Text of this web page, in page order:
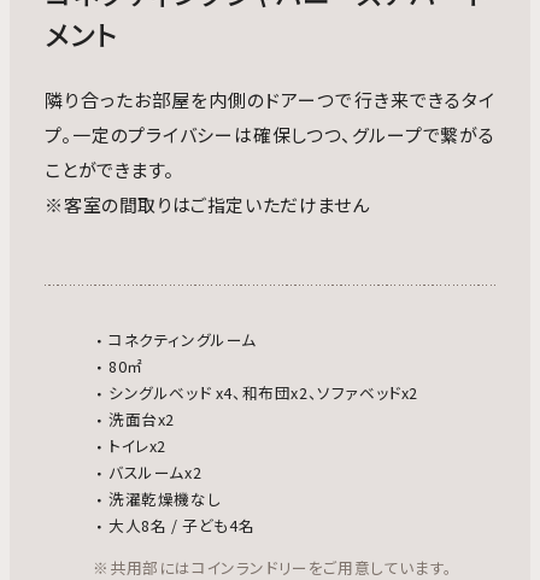
メント
隣り合ったお部屋を内側のドアーつで行き来できるタイ
プ。一定のプライバシーは確保しつつ、グループで繋がる
ことができます。
※客室の間取りはご指定いただけません
コネクティングルーム
80㎡
シングルベッド x4、和布団x2、ソファベッドx2
洗面台x2
トイレx2
バスルームx2
洗濯乾燥機なし
大人8名 / 子ども4名
※共用部にはコインランドリーをご用意しています。